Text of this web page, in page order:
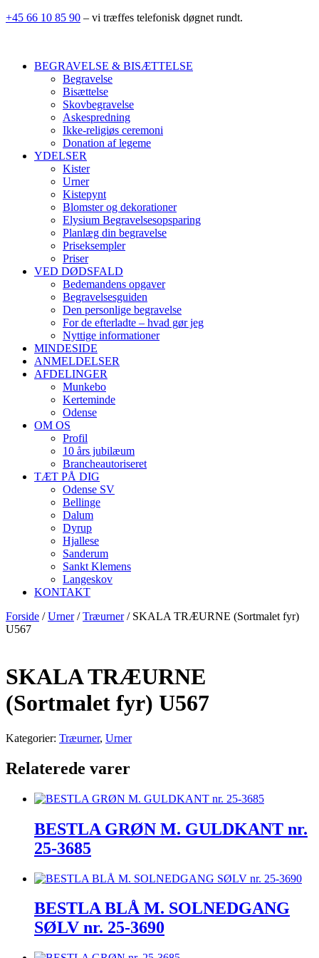
+45 66 10 85 90 – vi træffes telefonisk døgnet rundt.
BEGRAVELSE & BISÆTTELSE
Begravelse
Bisættelse
Skovbegravelse
Askespredning
Ikke-religiøs ceremoni
Donation af legeme
YDELSER
Kister
Urner
Kistepynt
Blomster og dekorationer
Elysium Begravelsesopsparing
Planlæg din begravelse
Priseksempler
Priser
VED DØDSFALD
Bedemandens opgaver
Begravelsesguiden
Den personlige begravelse
For de efterladte – hvad gør jeg
Nyttige informationer
MINDESIDE
ANMELDELSER
AFDELINGER
Munkebo
Kerteminde
Odense
OM OS
Profil
10 års jubilæum
Brancheautoriseret
TÆT PÅ DIG
Odense SV
Bellinge
Dalum
Dyrup
Hjallese
Sanderum
Sankt Klemens
Langeskov
KONTAKT
Forside /Urner/Træurner/ SKALA TRÆURNE (Sortmalet fyr)
U567
SKALA TRÆURNE
(Sortmalet fyr) U567
Kategorier: Træurner, Urner
Relaterede varer
BESTLA GRØN M. GULDKANT nr.
25-3685
BESTLA BLÅ M. SOLNEDGANG
SØLV nr. 25-3690